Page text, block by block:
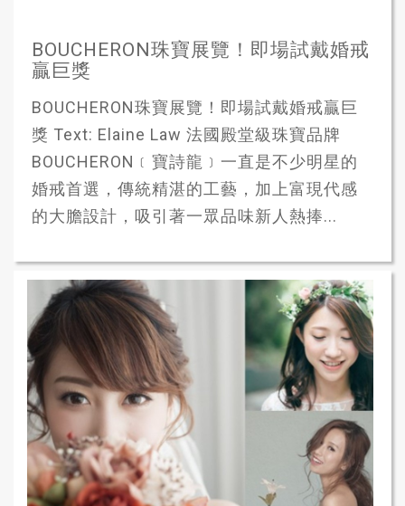
BOUCHERON珠寶展覽！即場試戴婚戒
贏巨獎
BOUCHERON珠寶展覽！即場試戴婚戒贏巨
獎 Text: Elaine Law 法國殿堂級珠寶品牌
BOUCHERON﹝寶詩龍﹞一直是不少明星的
婚戒首選，傳統精湛的工藝，加上富現代感
的大膽設計，吸引著一眾品味新人熱捧...